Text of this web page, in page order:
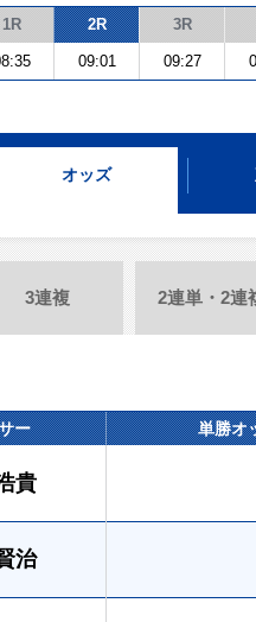
1R 2R 3R
09:01 09:27
オッズ
3連複 2連単・2連
ー 単勝オ
貴
治